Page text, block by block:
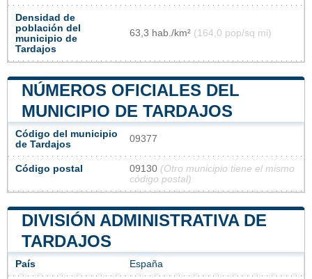
Densidad de
población del
municipio de
Tardajos
63,3 hab./km² (164,0 pop/sq mi)
NÚMEROS OFICIALES DEL
MUNICIPIO DE TARDAJOS
Código del municipio
de Tardajos
09377
Código postal 09130 (Otro municipio tiene el mismo
código postal)
DIVISIÓN ADMINISTRATIVA DE
TARDAJOS
País España